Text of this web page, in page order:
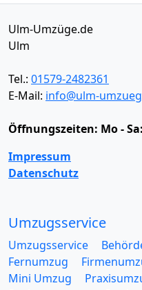
Ulm-Umzüge.de
Ulm
Tel.: 01579-2482361
E-Mail: info@ulm-
Öffnungszeiten: Mo -
Impressum
Datenschutz
Umzugsservice
Umzugsservice
Fernumzug
Mini Umzug